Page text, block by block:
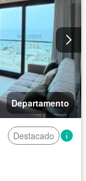
Departamento
Destacado